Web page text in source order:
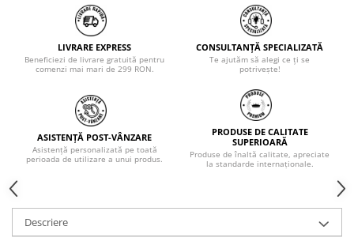
LIVRARE EXPRESS
Beneficiezi de livrare gratuită pentru
comenzi mai mari de 299 RON.
CONSULTANȚĂ SPECIALIZATĂ
Te ajutăm să alegi ce ți se
potrivește!
ASISTENȚĂ POST-VÂNZARE
Asistență personalizată pe toată
perioada de utilizare a unui produs.
PRODUSE DE CALITATE
SUPERIOARĂ
Produse de înaltă calitate, apreciate
la standarde internaționale.
Descriere